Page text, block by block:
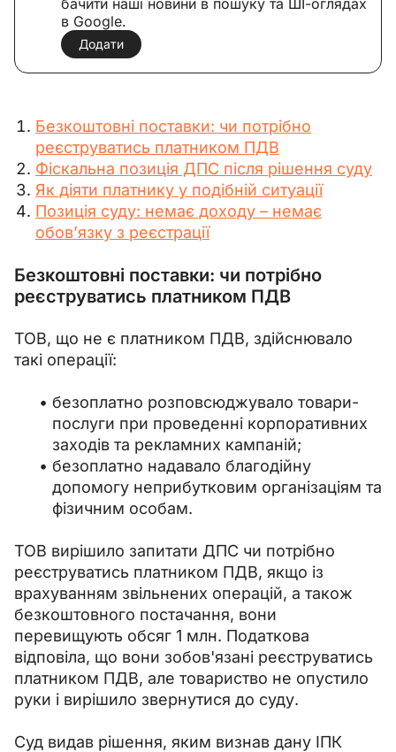
бачити наші новини в пошуку та ШІ-оглядах
в Google.
Додати
Безкоштовні поставки: чи потрібно
реєструватись платником ПДВ
Фіскальна позиція ДПС після рішення суду
Як діяти платнику у подібній ситуації
Позиція суду: немає доходу – немає
обов’язку з реєстрації
Безкоштовні поставки: чи потрібно
реєструватись платником ПДВ
ТОВ, що не є платником ПДВ, здійснювало
такі операції:
безоплатно розповсюджувало товари-
послуги при проведенні корпоративних
заходів та рекламних кампаній;
безоплатно надавало благодійну
допомогу неприбутковим організаціям та
фізичним особам.
ТОВ вирішило запитати ДПС чи потрібно
реєструватись платником ПДВ, якщо із
врахуванням звільнених операцій, а також
безкоштовного постачання, вони
перевищують обсяг 1 млн. Податкова
відповіла, що вони зобов'язані реєструватись
платником ПДВ, але товариство не опустило
руки і вирішило звернутися до суду.
Суд видав рішення, яким визнав дану ІПК